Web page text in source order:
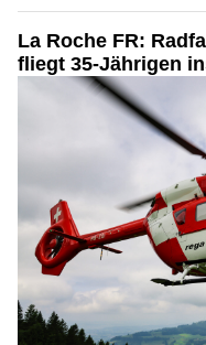
La Roche FR:
fliegt 35-Jährigen